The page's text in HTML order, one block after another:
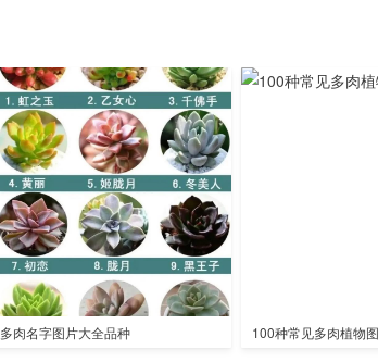
多肉名字图片大全品种 100种常见多肉植物